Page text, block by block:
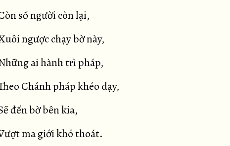
số người còn lại,
ngược chạy bờ này,
ai hành trì pháp,
Chánh pháp khéo dạy,
đến bờ bên kia,
ma giới khó thoát.